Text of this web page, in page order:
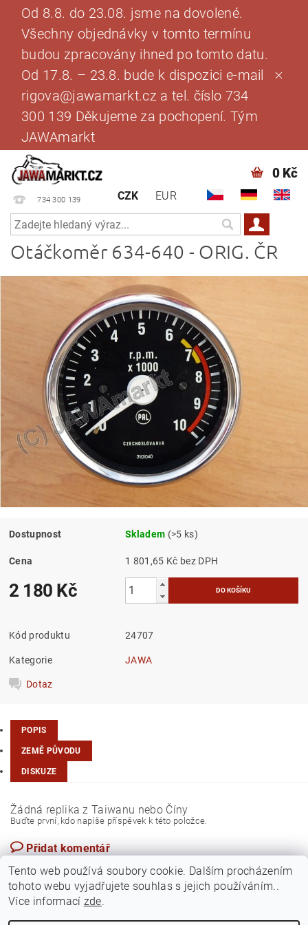
Od 8.8. do 23.08. jsme na dovolené.
Všechny objednávky v tomto termínu
budou zpracovány ihned po tomto datu.
Od 17.8. – 23.8. bude k dispozici e-mail
rigova@jawamarkt.cz a tel. číslo 734
300 139 Děkujeme za pochopení. Tým
JAWAmarkt
734 300 139 CZK EUR
0 Kč
Otáčkoměr 634-640 - ORIG. ČR
Dostupnost Skladem (>5 ks)
Cena 1 801,65 Kč bez DPH
2 180 Kč
Kód produktu 24707
Kategorie JAWA
Dotaz
POPIS
ZEMĚ PŮVODU
DISKUZE
Žádná replika z Taiwanu nebo Číny
Buďte první, kdo napíše příspěvek k této položce.
Přidat komentář
Tento web používá soubory cookie. Dalším procházením
tohoto webu vyjadřujete souhlas s jejich používáním..
Více informací zde.